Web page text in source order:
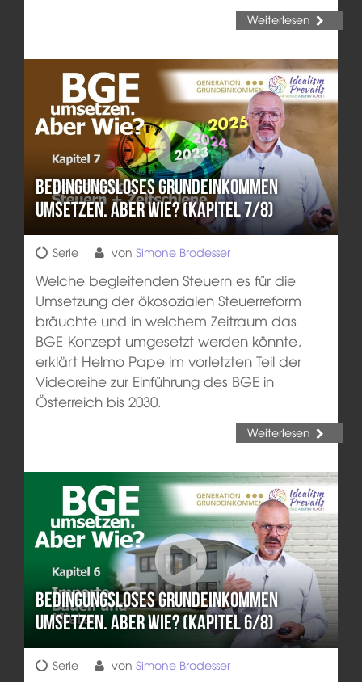
Weiterlesen
Bedingungsloses Grundeinkommen
umsetzen. Aber wie? (Kapitel 7/8)
Serie von Simone Brodesser
Welche begleitenden Steuern es für die
Umsetzung der ökosozialen Steuerreform
bräuchte und in welchem Zeitraum das
BGE-Konzept umgesetzt werden könnte,
erklärt Helmo Pape im vorletzten Teil der
Videoreihe zur Einführung des BGE in
Österreich bis 2030.
Weiterlesen
Bedingungsloses Grundeinkommen
umsetzen. Aber wie? (Kapitel 6/8)
Serie von Simone Brodesser